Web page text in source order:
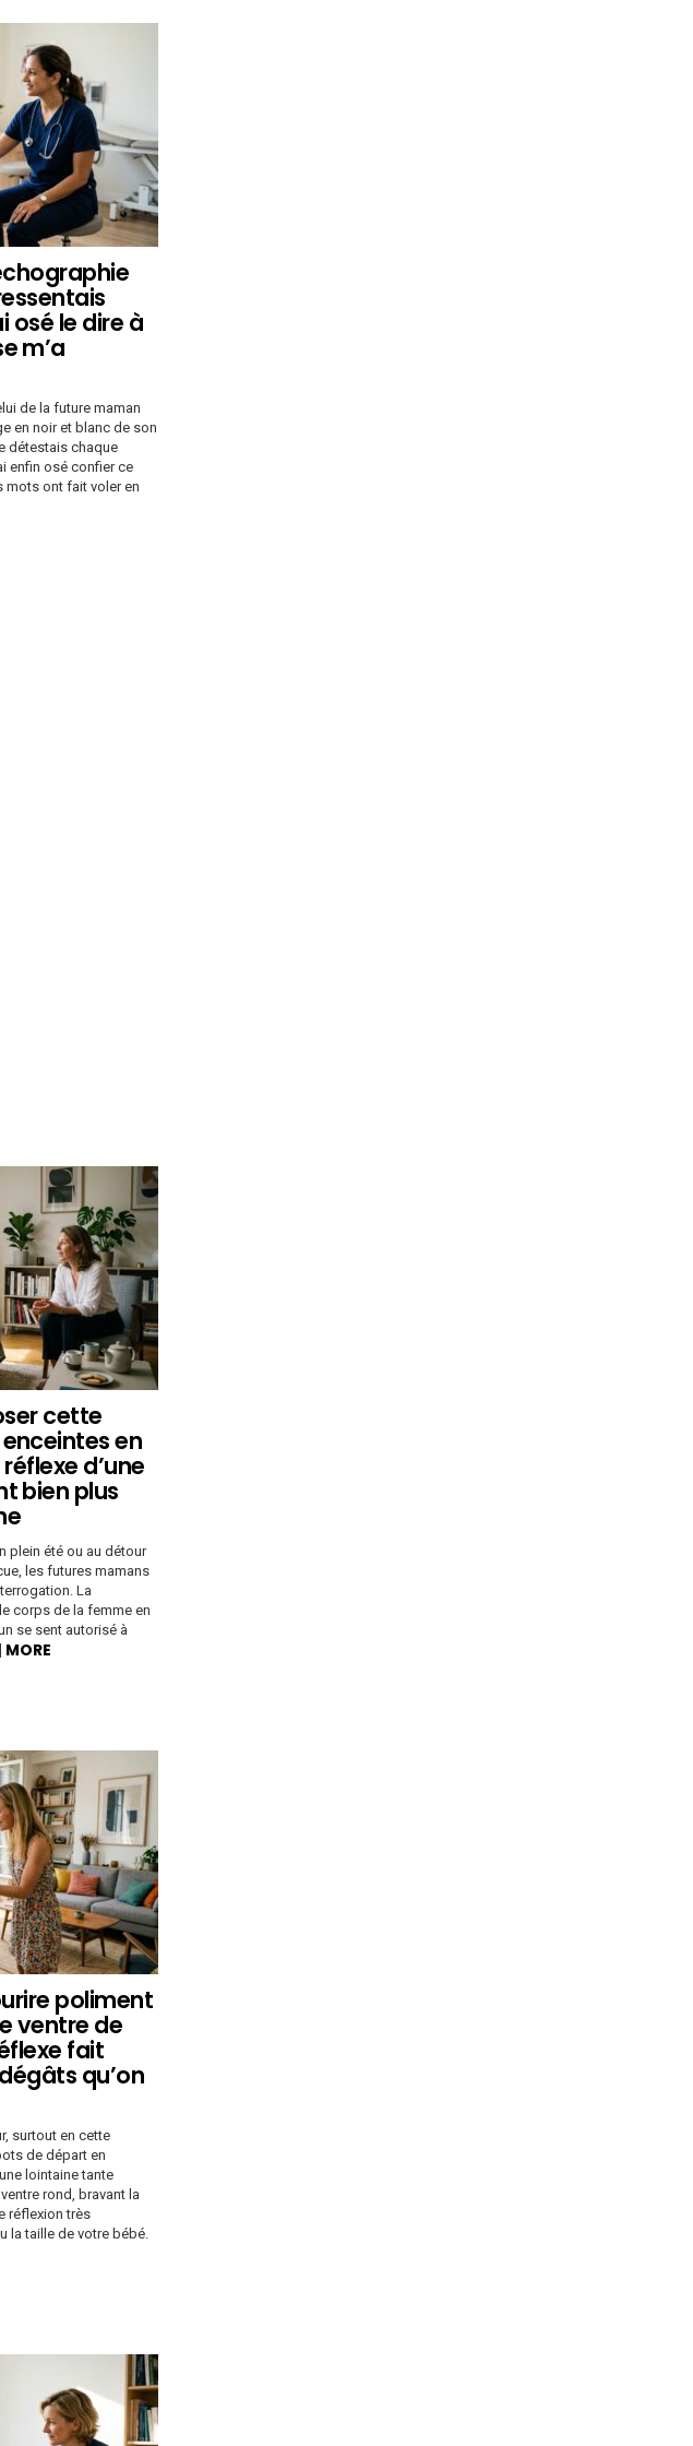
osé le dire à
m’a
de la future maman
en noir et blanc de son
détestais chaque
enfin osé confier ce
mots ont fait voler en
cette
en
d’une
bien plus
plein été ou au détour
les futures mamans
La
corps de la femme en
se sent autorisé à
MORE
poliment
ventre de
fait
qu’on
surtout en cette
de départ en
lointaine tante
rond, bravant la
réflexion très
la taille de votre bébé.